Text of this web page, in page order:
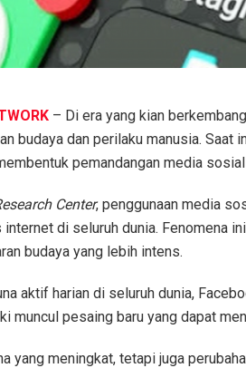
– Di era yang kian
budaya dan perilaku manusia. Saat
pemandangan media
Center, penggunaan media
di seluruh dunia. Fenomena
budaya yang lebih intens.
aktif harian di seluruh dunia,
muncul pesaing baru yang dapat
yang meningkat, tetapi juga